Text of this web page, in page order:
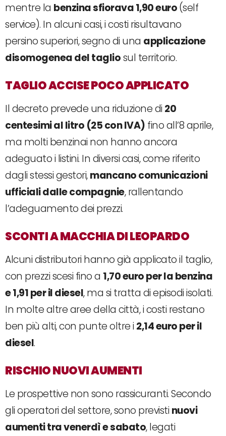
mentre la benzina sfiorava 1,90 euro(self
service). In alcuni casi, i costi risultavano
persino superiori, segno di una applicazione
disomogenea del tagliosul territorio.
TAGLIO ACCISE POCO APPLICATO
Il decreto prevede una riduzione di 20
centesimi al litro (25 con IVA) fino all’8 aprile,
ma molti benzinai non hanno ancora
adeguato i listini. In diversi casi, come riferito
dagli stessi gestori,mancano comunicazioni
ufficiali dalle compagnie, rallentando
l’adeguamento dei prezzi.
SCONTI A MACCHIA DI LEOPARDO
Alcuni distributori hanno già applicato il taglio,
con prezzi scesi fino a 1,70 euro per la benzina
e 1,91 per il diesel, ma si tratta di episodi isolati.
In molte altre aree della città, i costi restano
ben più alti, con punte oltre i 2,14 euro per il
diesel.
RISCHIO NUOVI AUMENTI
Le prospettive non sono rassicuranti. Secondo
gli operatori del settore, sono previsti nuovi
aumenti tra venerdì e sabato, legati